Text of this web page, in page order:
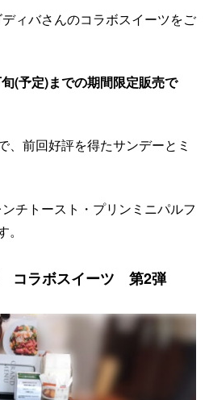
ィバさんのコラボスイーツをご
(予定)までの期間限定販売で
、前回好評を得たサンデーとミ
チトースト・プリンミニパルフ
コラボスイーツ 第2弾